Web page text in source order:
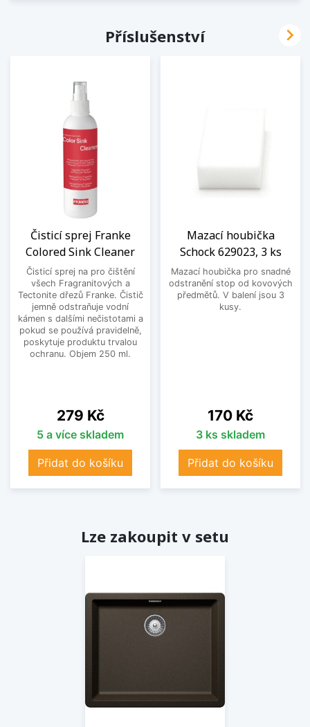
Příslušenství
Čisticí sprej Franke
Colored Sink Cleaner
Čisticí sprej na pro čištění
všech Fragranitových a
Tectonite dřezů Franke. Čistič
jemně odstraňuje vodní
kámen s dalšími nečistotami a
pokud se používá pravidelně,
poskytuje produktu trvalou
ochranu. Objem 250 ml.
Cena
279 Kč
5 a více skladem
Přidat do košíku
Mazací houbička
Schock 629023, 3 ks
Mazací houbička pro snadné
odstranění stop od kovových
předmětů. V balení jsou 3
kusy.
Cena
170 Kč
3 ks skladem
Přidat do košíku

Lze zakoupit v setu